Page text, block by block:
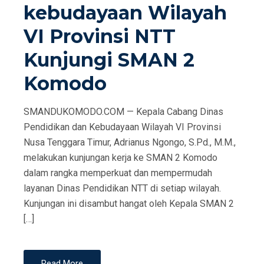
kebudayaan Wilayah
VI Provinsi NTT
Kunjungi SMAN 2
Komodo
SMANDUKOMODO.COM — Kepala Cabang Dinas
Pendidikan dan Kebudayaan Wilayah VI Provinsi
Nusa Tenggara Timur, Adrianus Ngongo, S.Pd., M.M.,
melakukan kunjungan kerja ke SMAN 2 Komodo
dalam rangka memperkuat dan mempermudah
layanan Dinas Pendidikan NTT di setiap wilayah.
Kunjungan ini disambut hangat oleh Kepala SMAN 2
[…]